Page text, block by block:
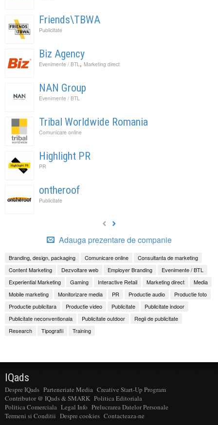
Friends\TBWA
Publicitate
Biz Agency
Evenimente / BTL , Marketing direct
NAN Group
Evenimente / BTL
Tribal Worldwide Romania
Comunicare online
Highlight PR
PR
ontheroof
Publicitate
Adauga prezentare de companie
Branding, design, packaging Comunicare online
Consultanta de marketing
Content Marketing
Dezvoltare web Employer Branding
Evenimente / BTL
Experiential Marketing
Gaming Interactive Retail Marketing direct
Media
Mobile marketing
Monitorizare media PR Productie audio
Productie foto
Productie publicitara
Productie video Publicitate
Publicitate indoor
Publicitate neconventionala
Publicitate outdoor
Regii de publicitate
Research
Tipografii Training
IQads
Despre IQads Parteneriate Media Creative Start-Up Program
Contributor @ IQads & SMARK Politica Editoriala
Politica Comerciala Legal Info Prelucrarea Datelor Personale
Termeni si Conditii Despre cookies Contacteaza-ne